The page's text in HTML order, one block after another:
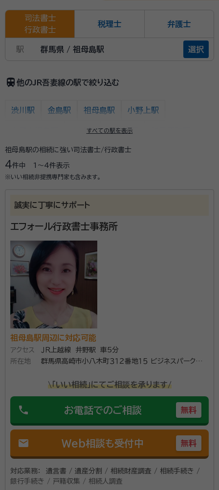
司法書士
行政書士
税理士 弁護士
駅 群馬県 / 祖母島駅 選択
train 他のJR吾妻線の駅で絞り込む
すべての駅を表示
渋川駅 金島駅 祖母島駅 小野上駅
市城駅 中之条駅
郷原駅 矢倉駅 岩島駅 川原湯温泉駅
祖母島駅の相続に強い司法書士/行政書士
4件中 1〜4件表示
※いい相続非提携専門家も含みます。
誠実に丁寧にサポート
エフォール行政書士事務所
祖母島駅周辺に対応可能
アクセス
ＪＲ上越線 井野駅 車5分
所在地
群馬県高崎市小八木町３１２番地１５ ビジネスパーク小
\「いい相続」にてご相談を承ります/
phone お電話でのご相談 無料
mail Web相談も受付中 無料
対応業務：
遺言書 / 遺産分割 / 相続財産調査 / 相続手続き /
銀行手続き / 戸籍収集 / 相続人調査